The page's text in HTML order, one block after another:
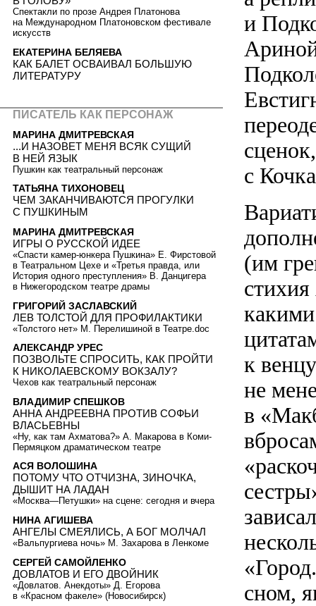
и
с
(им
к
не
в
сном,
Спектакли по прозе Андрея Платонова
на Международном Платоновском фестивале
искусств
ЕКАТЕРИНА БЕЛЯЕВА
КАК БАЛЕТ ОСВАИВАЛ БОЛЬШУЮ
ЛИТЕРАТУРУ
ПИСАТЕЛЬ КАК ПЕРСОНАЖ
МАРИНА ДМИТРЕВСКАЯ
...И НАЗОВЕТ МЕНЯ ВСЯК СУЩИЙ
В НЕЙ ЯЗЫК
Пушкин как театральный персонаж
ТАТЬЯНА ТИХОНОВЕЦ
ЧЕМ ЗАКАНЧИВАЮТСЯ ПРОГУЛКИ
С ПУШКИНЫМ
МАРИНА ДМИТРЕВСКАЯ
ИГРЫ О РУССКОЙ ИДЕЕ
«Спасти камер-юнкера Пушкина» Е. Фирстовой
в Театральном Цехе и «Третья правда, или
История одного преступления» В. Данцигера
в Нижегородском театре драмы
ГРИГОРИЙ ЗАСЛАВСКИЙ
ЛЕВ ТОЛСТОЙ ДЛЯ ПРОФИЛАКТИКИ
«Толстого нет» М. Перелишиной в Театре.doc
АЛЕКСАНДР УРЕС
ПОЗВОЛЬТЕ СПРОСИТЬ, КАК ПРОЙТИ
К НИКОЛАЕВСКОМУ ВОКЗАЛУ?
Чехов как театральный персонаж
ВЛАДИМИР СПЕШКОВ
АННА АНДРЕЕВНА ПРОТИВ СОФЬИ
ВЛАСЬЕВНЫ
«Ну, как там Ахматова?» А. Макарова в Коми-
Пермяцком драматическом театре
АСЯ ВОЛОШИНА
ПОТОМУ ЧТО ОТЧИЗНА, ЗИНОЧКА,
ДЫШИТ НА ЛАДАН
«Москва—Петушки» на сцене: сегодня и вчера
НИНА АГИШЕВА
АНГЕЛЫ СМЕЯЛИСЬ, А БОГ МОЛЧАЛ
«Вальпургиева ночь» М. Захарова в Ленкоме
СЕРГЕЙ САМОЙЛЕНКО
ДОВЛАТОВ И ЕГО ДВОЙНИК
«Довлатов. Анекдоты» Д. Егорова
в «Красном факеле» (Новосибирск)